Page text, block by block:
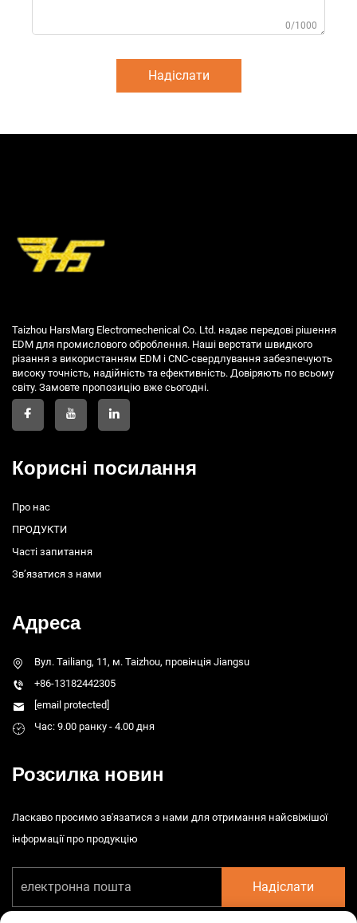
0/1000
Надіслати
Taizhou HarsMarg Electromechenical Co. Ltd. надає передові рішення
EDM для промислового оброблення. Наші верстати швидкого
різання з використанням EDM і CNC-свердлування забезпечують
високу точність, надійність та ефективність. Довіряють по всьому
світу. Замовте пропозицію вже сьогодні.
Корисні посилання
Про нас
ПРОДУКТИ
Часті запитання
Зв’язатися з нами
Адреса
Вул. Tailiang, 11, м. Taizhou, провінція Jiangsu
+86-13182442305
[email protected]
Час: 9.00 ранку - 4.00 дня
Розсилка новин
Ласкаво просимо зв'язатися з нами для отримання найсвіжішої
інформації про продукцію
Надіслати